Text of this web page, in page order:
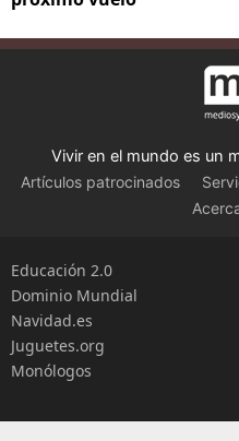
Vivir en el mundo es un
Artículos patrocinados
Educación 2.0
Dominio Mundial
Navidad.es
Juguetes.org
Monólogos